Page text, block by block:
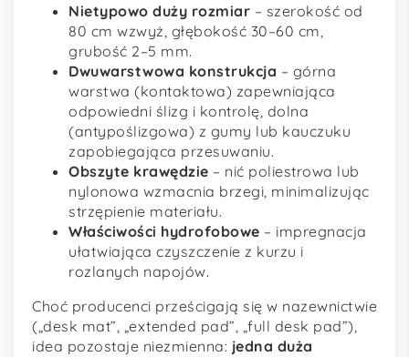
Nietypowo duży rozmiar – szerokość od
80 cm wzwyż, głębokość 30–60 cm,
grubość 2–5 mm.
Dwuwarstwowa konstrukcja – górna
warstwa (kontaktowa) zapewniająca
odpowiedni ślizg i kontrolę, dolna
(antypoślizgowa) z gumy lub kauczuku
zapobiegająca przesuwaniu.
Obszyte krawędzie – nić poliestrowa lub
nylonowa wzmacnia brzegi, minimalizując
strzępienie materiału.
Właściwości hydrofobowe – impregnacja
ułatwiająca czyszczenie z kurzu i
rozlanych napojów.
Choć producenci prześcigają się w nazewnictwie
(„desk mat”, „extended pad”, „full desk pad”),
idea pozostaje niezmienna: jedna duża